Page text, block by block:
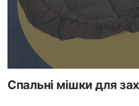
Спальні мішки для